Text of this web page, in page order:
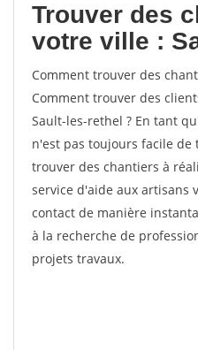
Trouver des
votre ville :
Comment trouver des
Comment trouver des
Sault-les-rethel ? En tant
n'est pas toujours facile
trouver des chantiers à
service d'aide aux artisans
contact de manière
à la recherche de
projets travaux.